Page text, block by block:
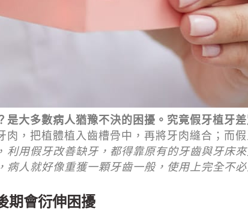
大多數病人猶豫不決的困擾。究竟假牙植牙差
肉，把植體植入齒槽骨中，再將牙肉縫合；而
利用假牙改善缺牙，都得靠原有的牙齒與牙床來
病人就好像重獲一顆牙齒一般，使用上完全不
期會衍伸困擾